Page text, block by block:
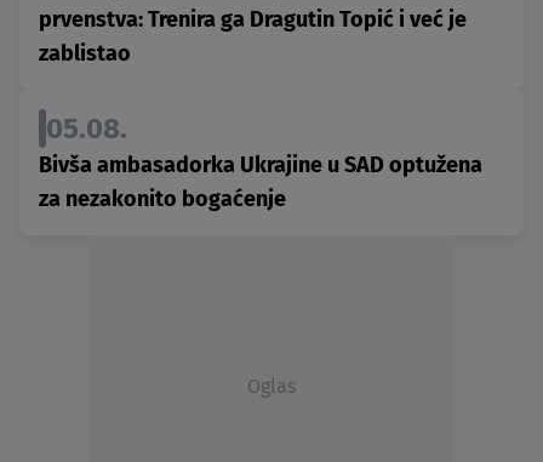
prvenstva: Trenira ga Dragutin Topić i već je
zablistao
05.08.
Bivša ambasadorka Ukrajine u SAD optužena
za nezakonito bogaćenje
Oglas